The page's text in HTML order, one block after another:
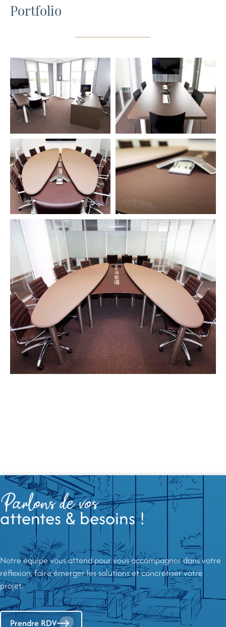
Portfolio
Parlons de vos
attentes & besoins !
Notre équipe vous attend pour vous accompagner dans votre
réflexion, faire émerger les solutions et concrétiser votre
projet.
Prendre RDV